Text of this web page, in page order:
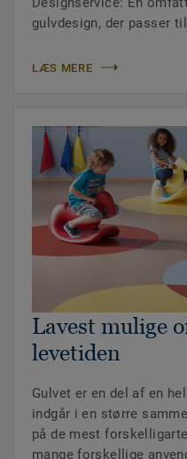
gulvdesign, der passer
LÆS MERE
Lavest mulige
levetiden
Gulvet er en del af en
indgår i en større
på de mest
mange forskellige